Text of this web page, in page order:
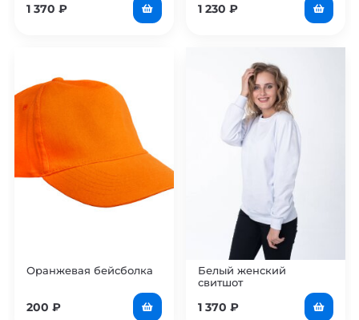
1 370 ₽ 1 230 ₽
Оранжевая бейсболка
200 ₽
Белый женский
свитшот
1 370 ₽